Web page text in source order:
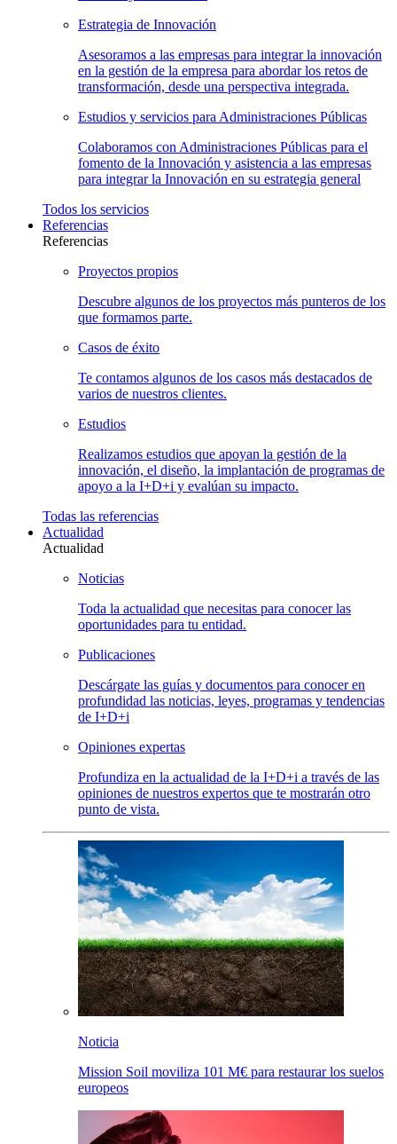
Estrategia de Innovación
Asesoramos a las empresas para integrar la innovación
en la gestión de la empresa para abordar los retos de
transformación, desde una perspectiva integrada.
Estudios y servicios para Administraciones Públicas
Colaboramos con Administraciones Públicas para el
fomento de la Innovación y asistencia a las empresas
para integrar la Innovación en su estrategia general
Todos los servicios
Referencias
Referencias
Proyectos propios
Descubre algunos de los proyectos más punteros de los
que formamos parte.
Casos de éxito
Te contamos algunos de los casos más destacados de
varios de nuestros clientes.
Estudios
Realizamos estudios que apoyan la gestión de la
innovación, el diseño, la implantación de programas de
apoyo a la I+D+i y evalúan su impacto.
Todas las referencias
Actualidad
Actualidad
Noticias
Toda la actualidad que necesitas para conocer las
oportunidades para tu entidad.
Publicaciones
Descárgate las guías y documentos para conocer en
profundidad las noticias, leyes, programas y tendencias
de I+D+i
Opiniones expertas
Profundiza en la actualidad de la I+D+i a través de las
opiniones de nuestros expertos que te mostrarán otro
punto de vista.
Noticia
Mission Soil moviliza 101 M€ para restaurar los suelos
europeos